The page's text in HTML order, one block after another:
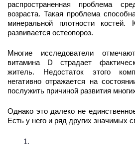
распространенная проблема
возраста. Такая проблема
минеральной плотности костей.
развивается остеопороз.
Многие исследователи
витамина D страдает
житель. Недостаток этого
негативно отражается на
послужить причиной развития
Однако это далеко не
Есть у него и ряд других значимых